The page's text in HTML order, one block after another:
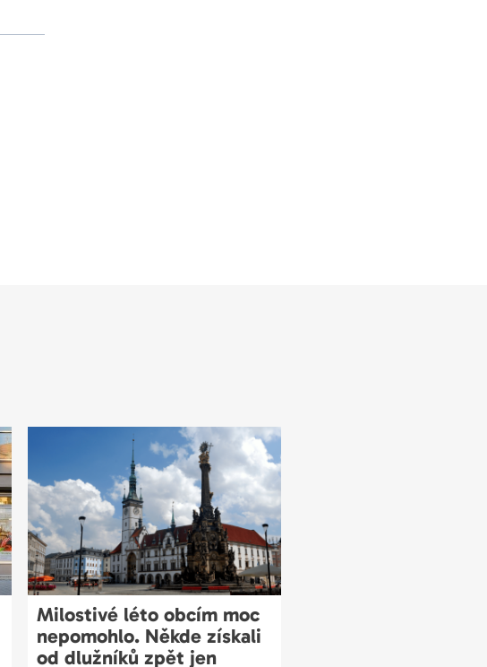
Milostivé léto obcím moc
nepomohlo. Někde získali
od dlužníků zpět jen